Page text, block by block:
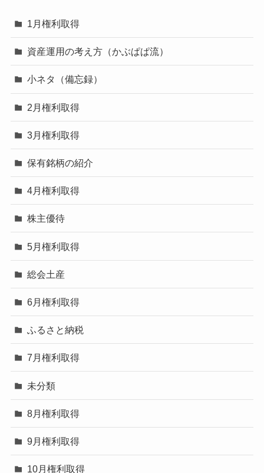
1月権利取得
資産運用の考え方（かぶぱぱ流）
小ネタ（備忘録）
2月権利取得
3月権利取得
保有銘柄の紹介
4月権利取得
株主優待
5月権利取得
総会土産
6月権利取得
ふるさと納税
7月権利取得
未分類
8月権利取得
9月権利取得
10月権利取得